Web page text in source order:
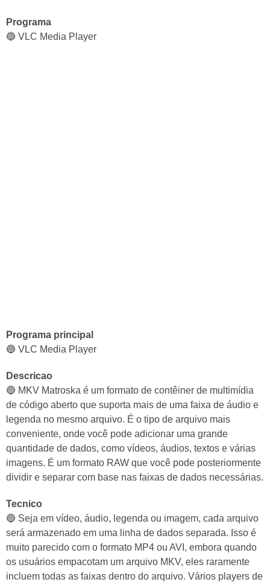
Programa
🔵 VLC Media Player
Programa principal
🔵 VLC Media Player
Descricao
🔵 MKV Matroska é um formato de contêiner de multimídia
de código aberto que suporta mais de uma faixa de áudio e
legenda no mesmo arquivo. É o tipo de arquivo mais
conveniente, onde você pode adicionar uma grande
quantidade de dados, como vídeos, áudios, textos e várias
imagens. É um formato RAW que você pode posteriormente
dividir e separar com base nas faixas de dados necessárias.
Tecnico
🔵 Seja em vídeo, áudio, legenda ou imagem, cada arquivo
será armazenado em uma linha de dados separada. Isso é
muito parecido com o formato MP4 ou AVI, embora quando
os usuários empacotam um arquivo MKV, eles raramente
incluem todas as faixas dentro do arquivo. Vários players de